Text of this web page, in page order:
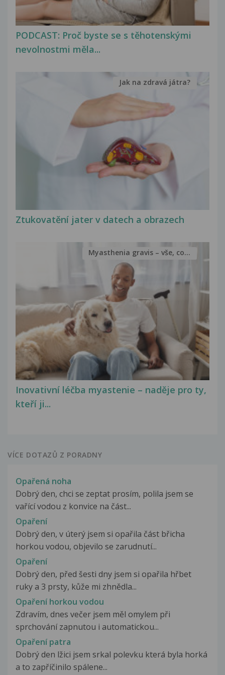
PODCAST: Proč byste se s těhotenskými
nevolnostmi měla...
Ztukovatění jater v datech a obrazech
Jak na zdravá játra?
Inovativní léčba myastenie – naděje pro ty,
kteří ji...
Myasthenia gravis – vše, co...
VÍCE DOTAZŮ Z PORADNY
Opařená noha
Dobrý den, chci se zeptat prosím, polila jsem se
vařící vodou z konvice na část...
Opaření
Dobrý den, v úterý jsem si opařila část břicha
horkou vodou, objevilo se zarudnutí...
Opaření
Dobrý den, před šesti dny jsem si opařila hřbet
ruky a 3 prsty, kůže mi zhnědla...
Opaření horkou vodou
Zdravím, dnes večer jsem měl omylem při
sprchování zapnutou i automatickou...
Opaření patra
Dobrý den lžici jsem srkal polevku která byla horká
a to zapříčinilo spálene...